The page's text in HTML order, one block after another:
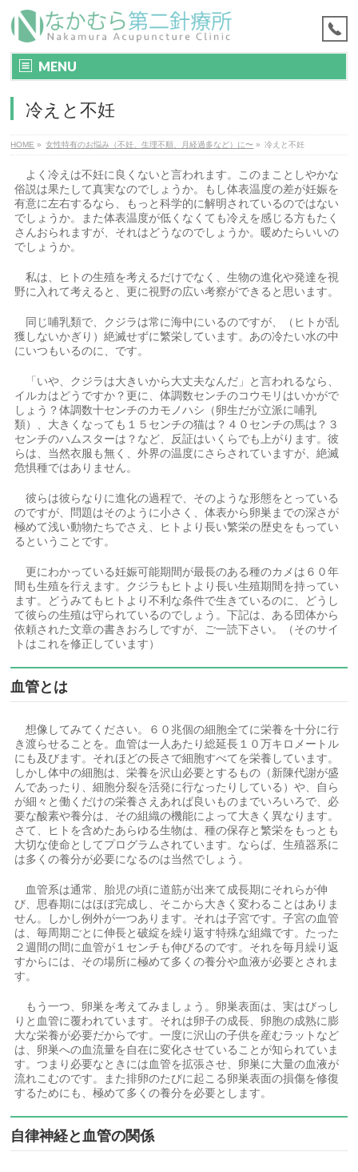
MENU
冷えと不妊
HOME » 女性特有のお悩み（不妊、生理不順、月経過多など）に〜 » 冷えと不妊
よく冷えは不妊に良くないと言われます。このまことしやかな
俗説は果たして真実なのでしょうか。もし体表温度の差が妊娠を
有意に左右するなら、もっと科学的に解明されているのではない
でしょうか。また体表温度が低くなくても冷えを感じる方もたく
さんおられますが、それはどうなのでしょうか。暖めたらいいの
でしょうか。
私は、ヒトの生殖を考えるだけでなく、生物の進化や発達を視
野に入れて考えると、更に視野の広い考察ができると思います。
同じ哺乳類で、クジラは常に海中にいるのですが、（ヒトが乱
獲しないかぎり）絶滅せずに繁栄しています。あの冷たい水の中
にいつもいるのに、です。
「いや、クジラは大きいから大丈夫なんだ」と言われるなら、
イルカはどうですか？更に、体調数センチのコウモリはいかがで
しょう？体調数十センチのカモノハシ（卵生だが立派に哺乳
類）、大きくなっても１５センチの猫は？４０センチの馬は？３
センチのハムスターは？など、反証はいくらでも上がります。彼
らは、当然衣服も無く、外界の温度にさらされていますが、絶滅
危惧種ではありません。
彼らは彼らなりに進化の過程で、そのような形態をとっている
のですが、問題はそのように小さく、体表から卵巣までの深さが
極めて浅い動物たちでさえ、ヒトより長い繁栄の歴史をもってい
るということです。
更にわかっている妊娠可能期間が最長のある種のカメは６０年
間も生殖を行えます。クジラもヒトより長い生殖期間を持ってい
ます。どうみてもヒトより不利な条件で生きているのに、どうし
て彼らの生殖は守られているのでしょう。下記は、ある団体から
依頼された文章の書きおろしですが、ご一読下さい。（そのサイ
トはこれを修正しています）
血管とは
想像してみてください。６０兆個の細胞全てに栄養を十分に行
き渡らせることを。血管は一人あたり総延長１０万キロメートル
にも及びます。それほどの長さで細胞すべてを栄養しています。
しかし体中の細胞は、栄養を沢山必要とするもの（新陳代謝が盛
んであったり、細胞分裂を活発に行なったりしている）や、自ら
が細々と働くだけの栄養さえあれば良いものまでいろいろで、必
要な酸素や養分は、その組織の機能によって大きく異なります。
さて、ヒトを含めたあらゆる生物は、種の保存と繁栄をもっとも
大切な使命としてプログラムされています。ならば、生殖器系に
は多くの養分が必要になるのは当然でしょう。
血管系は通常、胎児の頃に道筋が出来て成長期にそれらが伸
び、思春期にはほぼ完成し、そこから大きく変わることはありま
せん。しかし例外が一つあります。それは子宮です。子宮の血管
は、毎周期ごとに伸長と破綻を繰り返す特殊な組織です。たった
２週間の間に血管が１センチも伸びるのです。それを毎月繰り返
すからには、その場所に極めて多くの養分や血液が必要とされま
す。
もう一つ、卵巣を考えてみましょう。卵巣表面は、実はびっし
りと血管に覆われています。それは卵子の成長、卵胞の成熟に膨
大な栄養が必要だからです。一度に沢山の子供を産むラットなど
は、卵巣への血流量を自在に変化させていることが知られていま
す。つまり必要なときには血管を拡張させ、卵巣に大量の血液が
流れこむのです。また排卵のたびに起こる卵巣表面の損傷を修復
するためにも、極めて多くの養分を必要とします。
自律神経と血管の関係